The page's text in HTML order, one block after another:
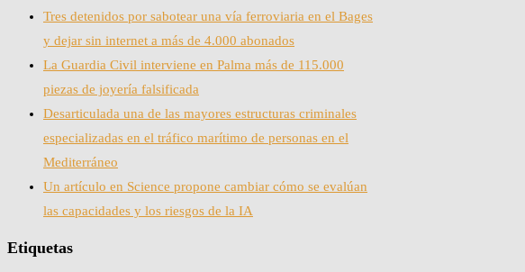
Tres detenidos por sabotear una vía ferroviaria en el Bages
y dejar sin internet a más de 4.000 abonados
La Guardia Civil interviene en Palma más de 115.000
piezas de joyería falsificada
Desarticulada una de las mayores estructuras criminales
especializadas en el tráfico marítimo de personas en el
Mediterráneo
Un artículo en Science propone cambiar cómo se evalúan
las capacidades y los riesgos de la IA
Etiquetas